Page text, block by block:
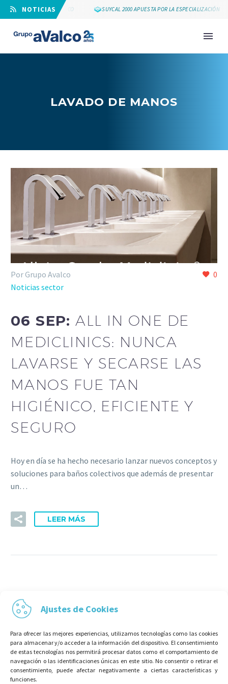
Ajustes de Cookies
Para ofrecer las mejores experiencias, utilizamos tecnologías como las cookies
para almacenar y/o acceder a la información del dispositivo. El consentimiento
de estas tecnologías nos permitirá procesar datos como el comportamiento de
navegación o las identificaciones únicas en este sitio. No consentir o retirar el
consentimiento, puede afectar negativamente a ciertas características y
funciones.
⠀NOTICIAS
25 AÑOS DE GRUPO AVALCO SUYCAL 2000 APUESTA POR LA ESPECIALIZACIÓN
LAVADO DE MANOS
0
Por Grupo Avalco
Noticias sector
06 SEP:ALL IN ONE DE
MEDICLINICS: NUNCA
LAVARSE Y SECARSE LAS
MANOS FUE TAN
HIGIÉNICO, EFICIENTE Y
SEGURO
Hoy en día se ha hecho necesario lanzar nuevos conceptos y
soluciones para baños colectivos que además de presentar
un…
LEER MÁS